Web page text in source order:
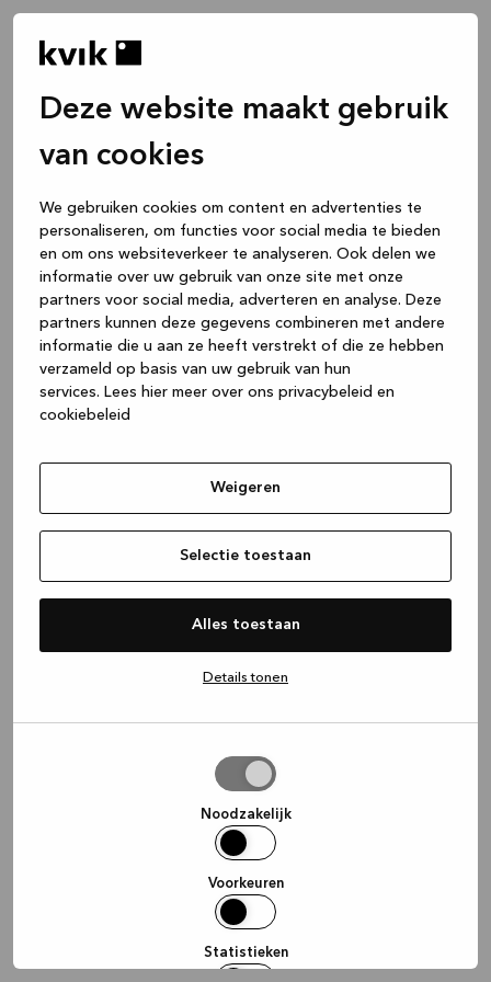
Deze website maakt gebruik
van cookies
We gebruiken cookies om content en advertenties te
personaliseren, om functies voor social media te bieden
en om ons websiteverkeer te analyseren. Ook delen we
informatie over uw gebruik van onze site met onze
partners voor social media, adverteren en analyse. Deze
partners kunnen deze gegevens combineren met andere
informatie die u aan ze heeft verstrekt of die ze hebben
verzameld op basis van uw gebruik van hun
services. Lees hier meer over ons privacybeleid en
cookiebeleid
Weigeren
Selectie toestaan
Alles toestaan
Details tonen
Noodzakelijk
Voorkeuren
Statistieken
(see the browser console for more
information).